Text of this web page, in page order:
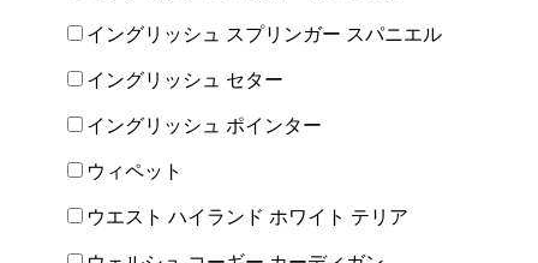
イングリッシュ スプリンガー スパニエル
イングリッシュ セター
イングリッシュ ポインター
ウィペット
ウエスト ハイランド ホワイト テリア